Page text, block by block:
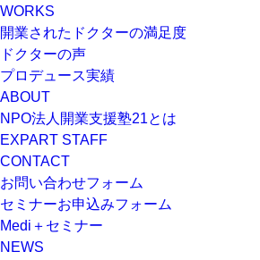
WORKS
開業されたドクターの満足度
ドクターの声
プロデュース実績
ABOUT
NPO法人開業支援塾21とは
EXPART STAFF
CONTACT
お問い合わせフォーム
セミナーお申込みフォーム
Medi＋セミナー
NEWS